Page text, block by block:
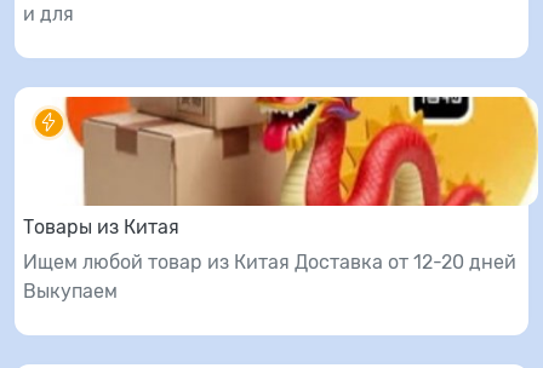
и для
Товары из Китая
Ищем любой товар из Китая Доставка от 12-20 дней
Выкупаем